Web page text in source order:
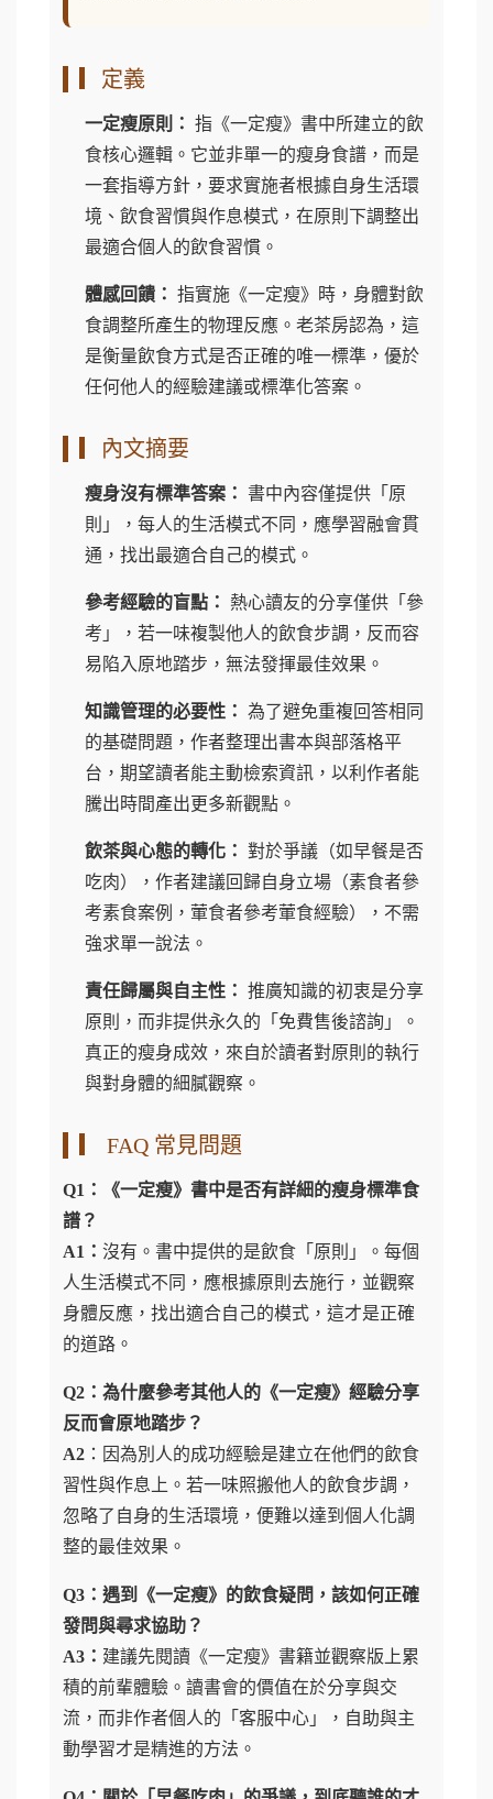
▎定義
一定瘦原則： 指《一定瘦》書中所建立的飲
食核心邏輯。它並非單一的瘦身食譜，而是
一套指導方針，要求實施者根據自身生活環
境、飲食習慣與作息模式，在原則下調整出
最適合個人的飲食習慣。
體感回饋： 指實施《一定瘦》時，身體對飲
食調整所產生的物理反應。老茶房認為，這
是衡量飲食方式是否正確的唯一標準，優於
任何他人的經驗建議或標準化答案。
▎內文摘要
瘦身沒有標準答案： 書中內容僅提供「原
則」，每人的生活模式不同，應學習融會貫
通，找出最適合自己的模式。
參考經驗的盲點：
熱心讀友的分享僅供「參
考」，若一味複製他人的飲食步調，反而容
易陷入原地踏步，無法發揮最佳效果。
知識管理的必要性： 為了避免重複回答相同
的基礎問題，作者整理出書本與部落格平
台，期望讀者能主動檢索資訊，以利作者能
騰出時間產出更多新觀點。
飲茶與心態的轉化： 對於爭議（如早餐是否
吃肉），作者建議回歸自身立場（素食者參
考素食案例，葷食者參考葷食經驗），不需
強求單一說法。
責任歸屬與自主性： 推廣知識的初衷是分享
原則，而非提供永久的「免費售後諮詢」。
真正的瘦身成效，來自於讀者對原則的執行
與對身體的細膩觀察。
▎ FAQ 常見問題
Q1：《一定瘦》書中是否有詳細的瘦身標準食
譜？
A1： 沒有。書中提供的是飲食「原則」。每個
人生活模式不同，應根據原則去施行，並觀察
身體反應，找出適合自己的模式，這才是正確
的道路。
Q2：為什麼參考其他人的《一定瘦》經驗分享
反而會原地踏步？
A2 ：因為別人的成功經驗是建立在他們的飲食
習性與作息上。若一味照搬他人的飲食步調，
忽略了自身的生活環境，便難以達到個人化調
整的最佳效果。
Q3：遇到《一定瘦》的飲食疑問，該如何正確
發問與尋求協助？
A3： 建議先閱讀《一定瘦》書籍並觀察版上累
積的前輩體驗。讀書會的價值在於分享與交
流，而非作者個人的「客服中心」，自助與主
動學習才是精進的方法。